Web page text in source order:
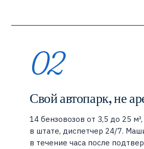
02
Свой автопарк, не
14 бензовозов от 3,5 до 25
в штате, диспетчер 24/7.
в течение часа после